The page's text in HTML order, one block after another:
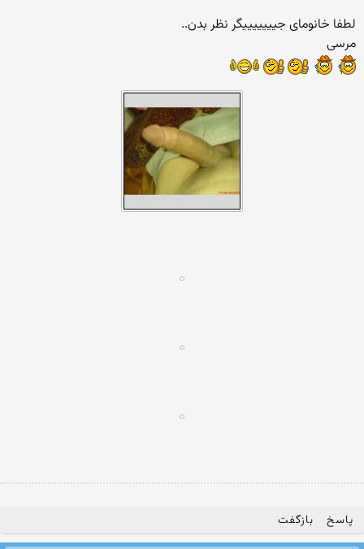
لطفا خانومای جیییییییگر نظر بدن..
مرسی
پاسخ بازگفت